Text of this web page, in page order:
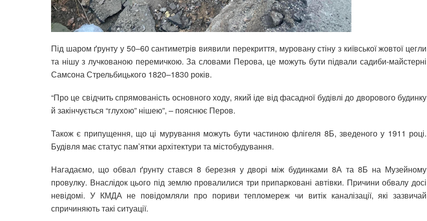
Під шаром ґрунту у 50–60 сантиметрів виявили перекриття, муровану стіну з київської жовтої цегли
та нішу з лучкованою перемичкою. За словами Перова, це можуть бути підвали садиби-майстерні
Самсона Стрельбицького 1820–1830 років.
“Про це свідчить спрямованість основного ходу, який іде від фасадної будівлі до дворового будинку
й закінчується “глухою” нішею”, – пояснює Перов.
Також є припущення, що ці мурування можуть бути частиною флігеля 8Б, зведеного у 1911 році.
Будівля має статус пам’ятки архітектури та містобудування.
Нагадаємо, що обвал ґрунту стався 8 березня у дворі між будинками 8А та 8Б на Музейному
провулку. Внаслідок цього під землю провалилися три припарковані автівки. Причини обвалу досі
невідомі. У КМДА не повідомляли про пориви тепломереж чи витік каналізації, які зазвичай
спричиняють такі ситуації.